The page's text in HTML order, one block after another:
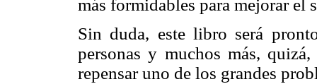
más formidables para mejorar el
Sin duda, este libro será
personas y muchos más,
repensar uno de los grandes